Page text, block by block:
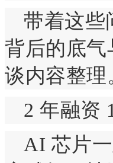
带着这些
背后的底气
谈内容整理
2 年融资
AI 芯片